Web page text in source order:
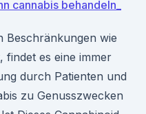
cannabis behandeln_
Beschränkungen wie
findet es eine immer
durch Patienten und
zu Genusszwecken